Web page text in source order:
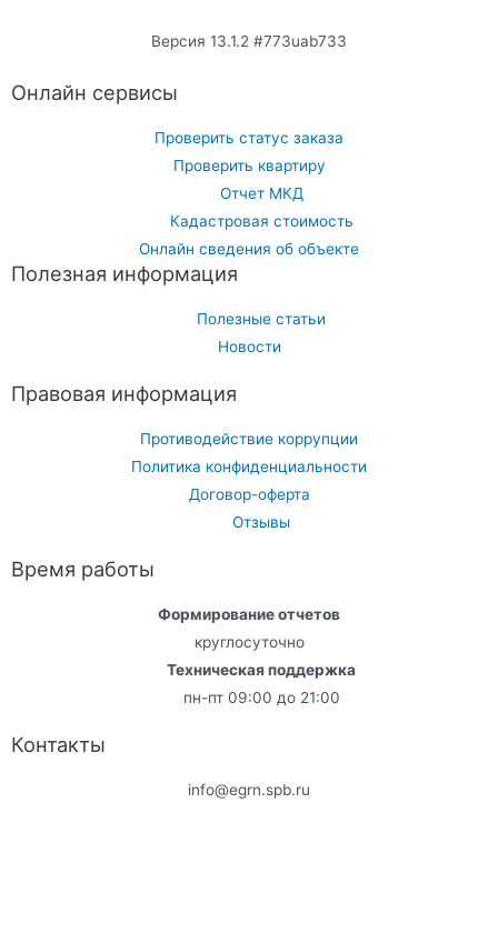
Версия 13.1.2 #773uab733
Онлайн сервисы
Проверить статус заказа
Проверить квартиру
Отчет МКД
Кадастровая стоимость
Онлайн сведения об объекте
Полезная информация
Полезные статьи
Новости
Правовая информация
Противодействие коррупции
Политика конфиденциальности
Договор-оферта
Отзывы
Время работы
Формирование отчетов
круглосуточно
Техническая поддержка
пн-пт 09:00 до 21:00
Контакты
info@egrn.spb.ru